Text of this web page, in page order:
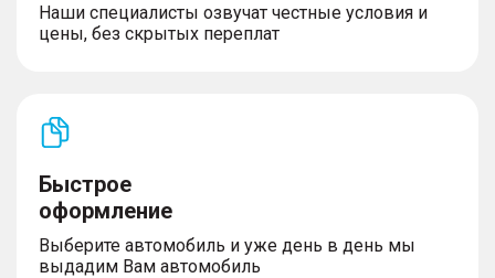
Наши специалисты озвучат честные условия и
цены, без скрытых переплат
Быстрое
оформление
Выберите автомобиль и уже день в день мы
выдадим Вам автомобиль